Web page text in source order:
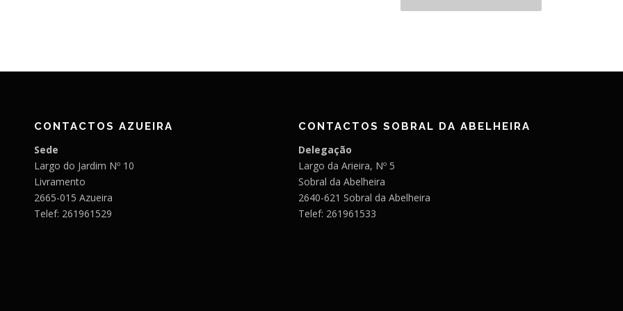
CONTACTOS AZUEIRA
Sede
Largo do Jardim Nº 10
Livramento
2665-015 Azueira
Telef: 261961529
CONTACTOS SOBRAL DA ABELHEIRA
Delegação
Largo da Arieira, Nº 5
Sobral da Abelheira
2640-621 Sobral da Abelheira
Telef: 261961533